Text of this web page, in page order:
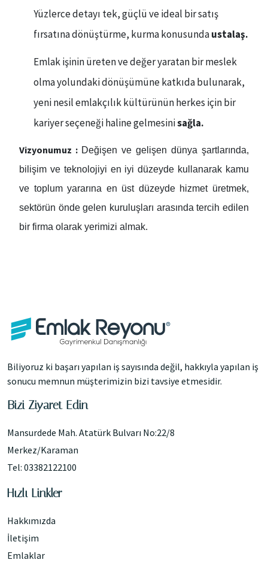
Yüzlerce detayı tek, güçlü ve ideal bir satış
fırsatına dönüştürme, kurma konusundaustalaş.
Emlak işinin üreten ve değer yaratan bir meslek
olma yolundaki dönüşümüne katkıda bulunarak,
yeni nesil emlakçılık kültürünün herkes için bir
kariyer seçeneği haline gelmesinisağla.
Vizyonumuz : Değişen ve gelişen dünya şartlarında,
bilişim ve teknolojiyi en iyi düzeyde kullanarak kamu
ve toplum yararına en üst düzeyde hizmet üretmek,
sektörün önde gelen kuruluşları arasında tercih edilen
bir firma olarak yerimizi almak.
Biliyoruz ki başarı yapılan iş sayısında değil, hakkıyla yapılan iş
sonucu memnun müşterimizin bizi tavsiye etmesidir.
Bizi Ziyaret Edin
Mansurdede Mah. Atatürk Bulvarı No:22/8
Merkez/Karaman
Tel: 03382122100
Hızlı Linkler
Hakkımızda
İletişim
Emlaklar